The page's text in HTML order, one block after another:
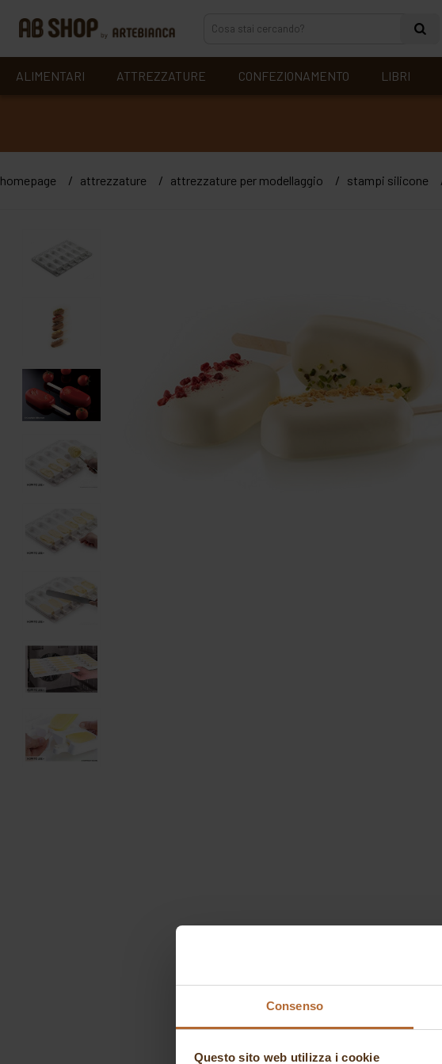
Consenso
Questo sito web utilizza i cookie
ALIMENTARI ATTREZZATURE CONFEZIONAMENTO LIBRI
homepage attrezzature attrezzature per modellaggio stampi silicone